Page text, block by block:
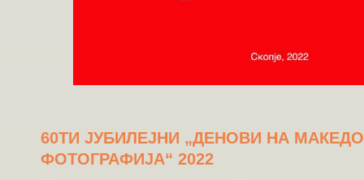
60ТИ ЈУБИЛЕЈНИ „ДЕНОВИ НА
ФОТОГРАФИЈА“ 2022